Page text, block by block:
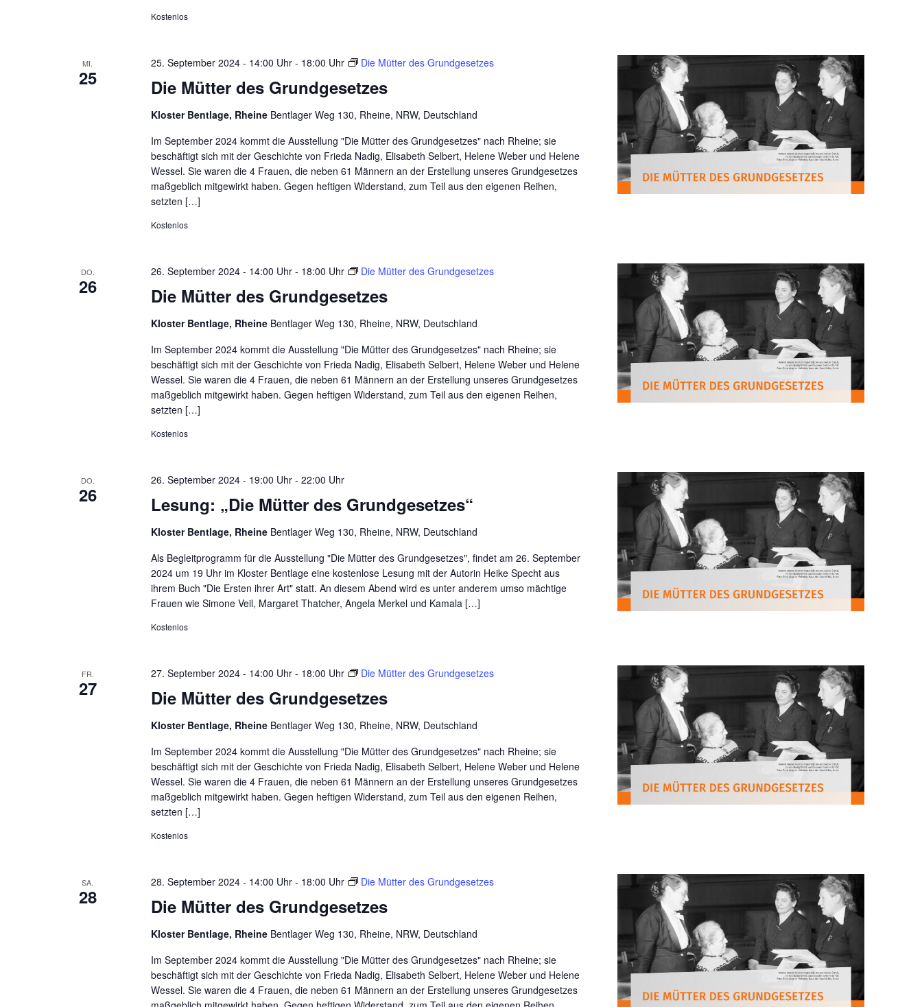
Kostenlos
MI.
25 Die Mütter des Grundgesetzes
25. September 2024 - 14:00 Uhr- 18:00 Uhr Die Mütter des Grundgesetzes
Kloster Bentlage, Rheine Bentlager Weg 130, Rheine, NRW, Deutschland
Im September 2024 kommt die Ausstellung "Die Mütter des Grundgesetzes" nach Rheine; sie
beschäftigt sich mit der Geschichte von Frieda Nadig, Elisabeth Selbert, Helene Weber und Helene
Wessel. Sie waren die 4 Frauen, die neben 61 Männern an der Erstellung unseres Grundgesetzes
maßgeblich mitgewirkt haben. Gegen heftigen Widerstand, zum Teil aus den eigenen Reihen,
setzten […]
Kostenlos
DO.
26 Die Mütter des Grundgesetzes
26. September 2024 - 14:00 Uhr- 18:00 Uhr Die Mütter des Grundgesetzes
Kloster Bentlage, Rheine Bentlager Weg 130, Rheine, NRW, Deutschland
Im September 2024 kommt die Ausstellung "Die Mütter des Grundgesetzes" nach Rheine; sie
beschäftigt sich mit der Geschichte von Frieda Nadig, Elisabeth Selbert, Helene Weber und Helene
Wessel. Sie waren die 4 Frauen, die neben 61 Männern an der Erstellung unseres Grundgesetzes
maßgeblich mitgewirkt haben. Gegen heftigen Widerstand, zum Teil aus den eigenen Reihen,
setzten […]
Kostenlos
DO.
26 Lesung: „Die Mütter des Grundgesetzes“
26. September 2024 - 19:00 Uhr- 22:00 Uhr
Kloster Bentlage, Rheine Bentlager Weg 130, Rheine, NRW, Deutschland
Als Begleitprogramm für die Ausstellung "Die Mütter des Grundgesetzes", findet am 26. September
2024 um 19 Uhr im Kloster Bentlage eine kostenlose Lesung mit der Autorin Heike Specht aus
ihrem Buch "Die Ersten ihrer Art" statt. An diesem Abend wird es unter anderem umso mächtige
Frauen wie Simone Veil, Margaret Thatcher, Angela Merkel und Kamala […]
Kostenlos
FR.
27 Die Mütter des Grundgesetzes
27. September 2024 - 14:00 Uhr- 18:00 Uhr Die Mütter des Grundgesetzes
Kloster Bentlage, Rheine Bentlager Weg 130, Rheine, NRW, Deutschland
Im September 2024 kommt die Ausstellung "Die Mütter des Grundgesetzes" nach Rheine; sie
beschäftigt sich mit der Geschichte von Frieda Nadig, Elisabeth Selbert, Helene Weber und Helene
Wessel. Sie waren die 4 Frauen, die neben 61 Männern an der Erstellung unseres Grundgesetzes
maßgeblich mitgewirkt haben. Gegen heftigen Widerstand, zum Teil aus den eigenen Reihen,
setzten […]
Kostenlos
SA.
28 Die Mütter des Grundgesetzes
28. September 2024 - 14:00 Uhr- 18:00 Uhr Die Mütter des Grundgesetzes
Kloster Bentlage, Rheine Bentlager Weg 130, Rheine, NRW, Deutschland
Im September 2024 kommt die Ausstellung "Die Mütter des Grundgesetzes" nach Rheine; sie
beschäftigt sich mit der Geschichte von Frieda Nadig, Elisabeth Selbert, Helene Weber und Helene
Wessel. Sie waren die 4 Frauen, die neben 61 Männern an der Erstellung unseres Grundgesetzes